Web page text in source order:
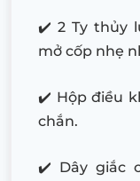
✔️ 2 Ty thủy
mở cốp nhẹ
✔️ Hộp điều
chắn.
✔️ Dây giắc